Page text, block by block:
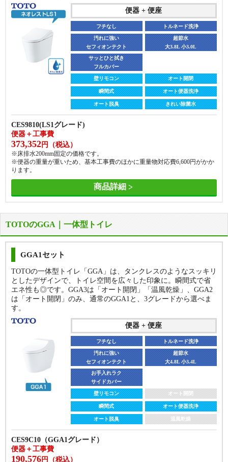
瞬間式 オート便器洗浄
オート脱臭 きれい除菌水
CS410B + SH410BA ＋ TCF4734A
便器＋温水洗浄便座＋工事費
※床排水200mm、手洗いなしの価格です。
商品詳細
袖リモコン オート開閉
貯湯式 オート便器洗浄
オート脱臭 きれい除菌水
CS225BP + SH224BA + CH961SWS
便器＋温水洗浄便座＋工事費
円（税込）
※床排水200mm、手洗いなしの価格です。
商品詳細
便器 + 便座
フチなし トルネード洗浄
汚れに強い
セフィオンテクト
超節水
大3.8L 小3.0L
サッとひと拭き
フルカバー
壁リモコン オート開閉
瞬間式 オート便器洗浄
オート脱臭 きれい除菌水
CES9810(LS1グレード)
便器＋工事費
373,352 円（税込）
※床排水200mm固定の価格です。
※便器の重量が重いため、基本工事費のほかに重量物対応費6,600円がかか
ります。
商品詳細
便器 + 便座
フチなし トルネード洗浄
セフィオンテクト
大3.8L 小3.0L
フルカバー
壁リモコン オート開閉
瞬間式 オート便器洗浄
オート脱臭
CES9710F(AS1グレード)
※床排水120・200mm固定（給水管露出）の価格です。
商品詳細
便器 + 便座
フチなし トルネード洗浄
セフィオンテクト
大3.8L 小3.0L
フルカバー
壁リモコン オート開閉
瞬間式 オート便器洗浄
オート脱臭
※床排水120・200mm固定（給水管露出）の価格です。
商品詳細
TOTOのGGA｜一体型トイレ
GGA1セット
TOTOの一体型トイレ「GGA」は、タンクレスのようなスッキリ
としたデザインで、トイレ空間を広々した印象に。瞬間式で省
エネ性も◎です。GGA3は「オート開閉」「温風乾燥」、GGA2
は「オート開閉」のみ、通常のGGA1と、3グレードから選べま
す。
便器 + 便座
フチなし トルネード洗浄
汚れに強い
セフィオンテクト
超節水
大4.8L 小3.4L
お手入れラク
サイドカバー
壁リモコン オート開閉
瞬間式 オート便器洗浄
オート脱臭 温風乾燥
CES9C10（GGA1グレード）
便器＋工事費
190,576 円（税込）